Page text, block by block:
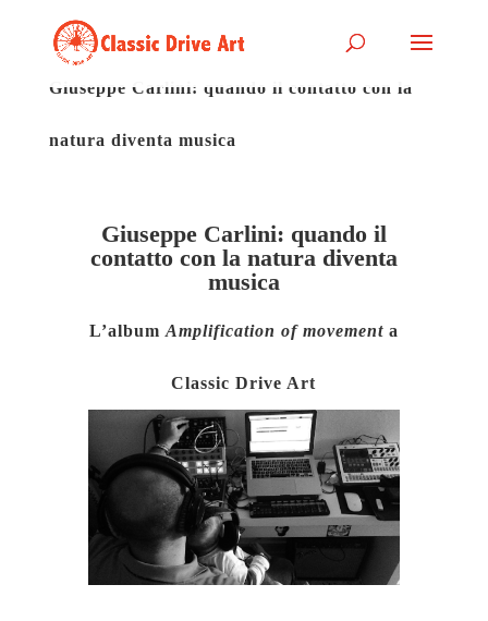
Giuseppe Carlini: quando il contatto con la
natura diventa musica
Giuseppe Carlini: quando il
contatto con la natura diventa
musica
L’album Amplification of movementa
Classic Drive Art